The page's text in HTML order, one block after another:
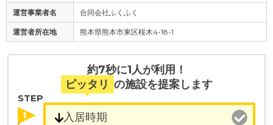
運営事業者名 合同会社ふくふく
運営者所在地 熊本県熊本市東区桜木4-18-1
約7秒に1人が利用！
ピッタリ の施設を提案します
STEP
1